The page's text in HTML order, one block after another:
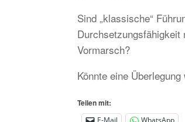
Sind „klassische“
Vormarsch?
Könnte eine
Teilen mit:
E-Mail WhatsApp